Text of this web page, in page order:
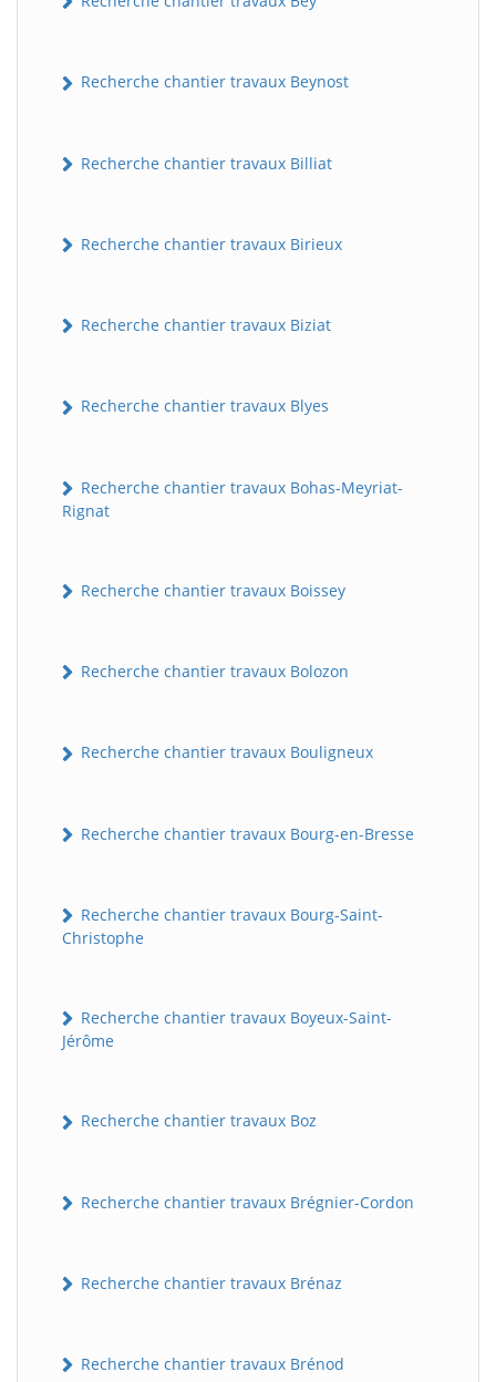
Recherche chantier travaux Beynost
Recherche chantier travaux Billiat
Recherche chantier travaux Birieux
Recherche chantier travaux Biziat
Recherche chantier travaux Blyes
Recherche chantier travaux Bohas-Meyriat-
Rignat
Recherche chantier travaux Boissey
Recherche chantier travaux Bolozon
Recherche chantier travaux Bouligneux
Recherche chantier travaux Bourg-en-Bresse
Recherche chantier travaux Bourg-Saint-
Christophe
Recherche chantier travaux Boyeux-Saint-
Jérôme
Recherche chantier travaux Boz
Recherche chantier travaux Brégnier-Cordon
Recherche chantier travaux Brénaz
Recherche chantier travaux Brénod